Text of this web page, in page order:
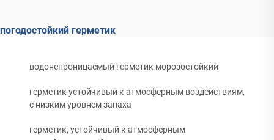
погодостойкий герметик
водонепроницаемый герметик морозостойкий
герметик устойчивый к атмосферным воздействиям,
с низким уровнем запаха
герметик, устойчивый к атмосферным